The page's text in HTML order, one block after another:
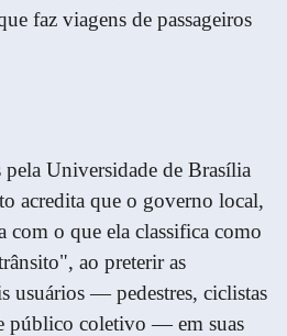
faz viagens de passageiros
Universidade de Brasília
acredita que o governo local,
com o que ela classifica como
ao preterir as
usuários — pedestres, ciclistas
público coletivo — em suas